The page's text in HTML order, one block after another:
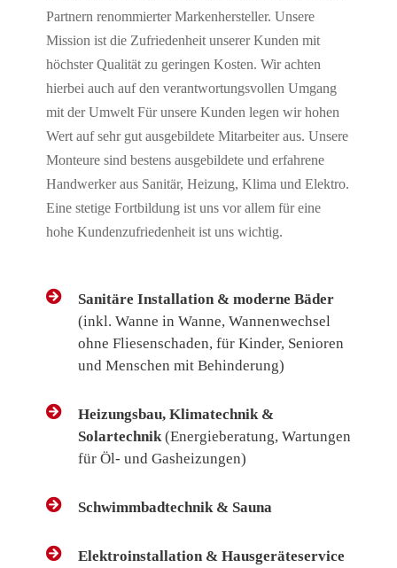
Partnern renommierter Markenhersteller. Unsere
Mission ist die Zufriedenheit unserer Kunden mit
höchster Qualität zu geringen Kosten. Wir achten
hierbei auch auf den verantwortungsvollen Umgang
mit der Umwelt Für unsere Kunden legen wir hohen
Wert auf sehr gut ausgebildete Mitarbeiter aus. Unsere
Monteure sind bestens ausgebildete und erfahrene
Handwerker aus Sanitär, Heizung, Klima und Elektro.
Eine stetige Fortbildung ist uns vor allem für eine
hohe Kundenzufriedenheit ist uns wichtig.
Sanitäre Installation & moderne Bäder
(inkl. Wanne in Wanne, Wannenwechsel
ohne Fliesenschaden, für Kinder, Senioren
und Menschen mit Behinderung)
Heizungsbau, Klimatechnik &
Solartechnik(Energieberatung, Wartungen
für Öl- und Gasheizungen)
Schwimmbadtechnik & Sauna
Elektroinstallation & Hausgeräteservice